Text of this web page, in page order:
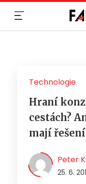
Technologie
Hraní
cestách?
mají
Peter
25. 6.